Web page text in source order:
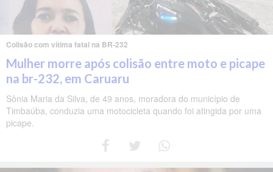
Colisão com vítima fatal na BR-232
Mulher morre após colisão entre moto e picape
na br-232, em Caruaru
Sônia Maria da Silva, de 49 anos, moradora do município de
Timbaúba, conduzia uma motocicleta quando foi atingida por uma
picape.